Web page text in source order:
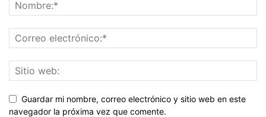
Guardar mi nombre, correo electrónico y sitio web en este
navegador la próxima vez que comente.